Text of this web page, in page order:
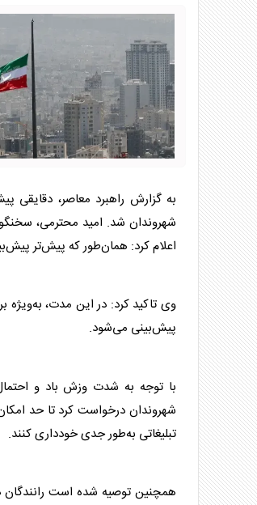
به گزارش راهبرد معاصر،
شهروندان شد. امید محترمی،
اعلام کرد: همان‌طور که پیش‌تر
وی تاکید کرد: در این مدت، به‌ویژه
پیش‌بینی می‌شود.
با توجه به شدت وزش باد و
شهروندان درخواست کرد تا حد
تبلیغاتی به‌طور جدی خودداری کنند.
همچنین توصیه شده است